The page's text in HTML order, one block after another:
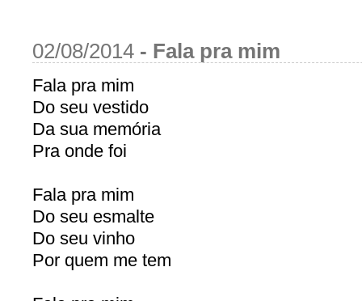
02/08/2014 - Fala pra mim
Fala pra mim
Do seu vestido
Da sua memória
Pra onde foi
Fala pra mim
Do seu esmalte
Do seu vinho
Por quem me tem